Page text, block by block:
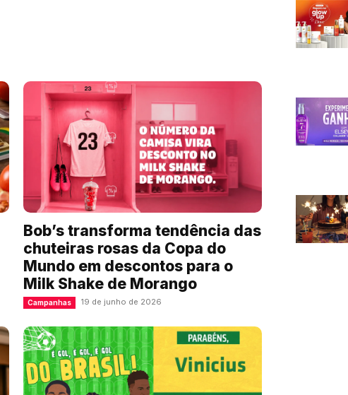
Bob’s transforma tendência das
chuteiras rosas da Copa do
Mundo em descontos para o
Milk Shake de Morango
Campanhas 19 de junho de 2026